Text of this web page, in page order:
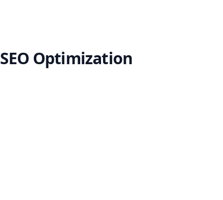
SEO Optimization